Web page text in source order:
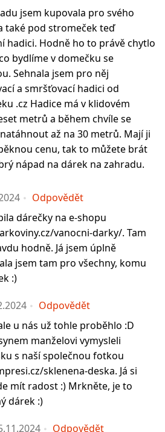
jsem kupovala pro svého
také pod stromeček teď
hadici. Hodně ho to právě chytlo
bydlíme v domečku se
Sehnala jsem pro něj
a smršťovací hadici od
.cz Hadice má v klidovém
metrů a během chvíle se
až na 30 metrů. Mají ji
cenu, tak to můžete brát
nápad na dárek na zahradu.
Odpovědět
dárečky na e-shopu
vanocni-darky/. Tam
hodně. Já jsem úplně
jsem tam pro všechny, komu
:)
Odpovědět
u nás už tohle proběhlo :D
manželovi vymysleli
s naší společnou fotkou
sklenena-deska. Já si
mít radost :) Mrkněte, je to
dárek :)
Odpovědět